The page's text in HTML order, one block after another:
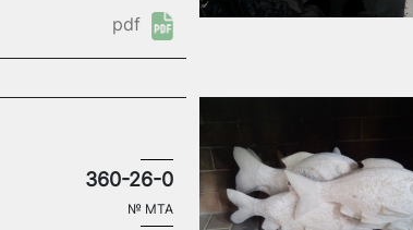
pdf
360-26-0
№ MTA